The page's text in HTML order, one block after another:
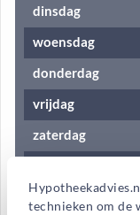
technieken om de
dinsdag
woensdag
donderdag
vrijdag
zaterdag